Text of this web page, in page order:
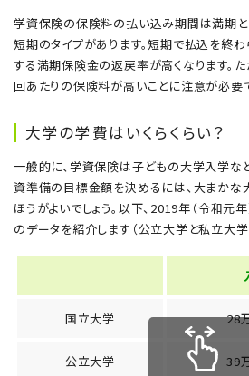
学資保険の保険料の払い込み期間は満期と
短期のタイプがあります。短期で払込を終
する満期保険金の返戻率が高くなります。
回あたりの保険料が高いことに注意が必要で
大学の学費はいくらくらい？
一般的に、学資保険は子どもの大学入学な
資準備の目標金額を決めるには、大まかな
ほうがよいでしょう。以下、2019年（令和
のデータを紹介します（公立大学と私立大学
国立大学 28
公立大学 39